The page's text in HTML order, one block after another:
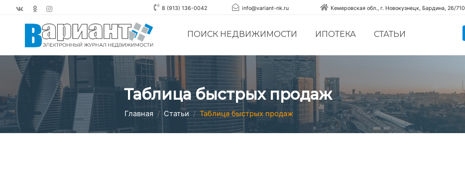
8 (913) 136-0042 info@variant-nk.ru Кемеровская обл., г. Новокузнецк, Бардина, 26/710
ПОИСК НЕДВИЖИМОСТИ ИПОТЕКА СТАТЬИ
Таблица быстрых продаж
Главная Статьи Таблица быстрых продаж